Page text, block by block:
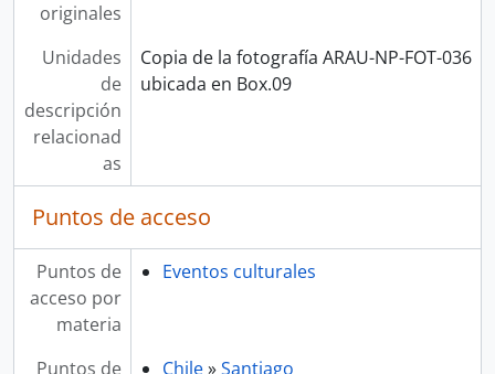
originales
Unidades
de
descripción
relacionad
as
Copia de la fotografía ARAU-NP-FOT-036
ubicada en Box.09
Puntos de acceso
Puntos de
acceso por
materia
Eventos culturales
Puntos de
Chile»Santiago